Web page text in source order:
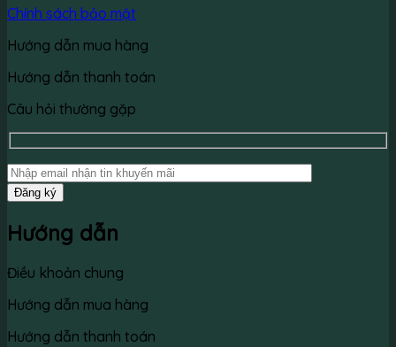
Chính sách bảo mật
Hướng dẫn mua hàng
Hướng dẫn thanh toán
Câu hỏi thường gặp
Hướng dẫn
Điều khoản chung
Hướng dẫn mua hàng
Hướng dẫn thanh toán